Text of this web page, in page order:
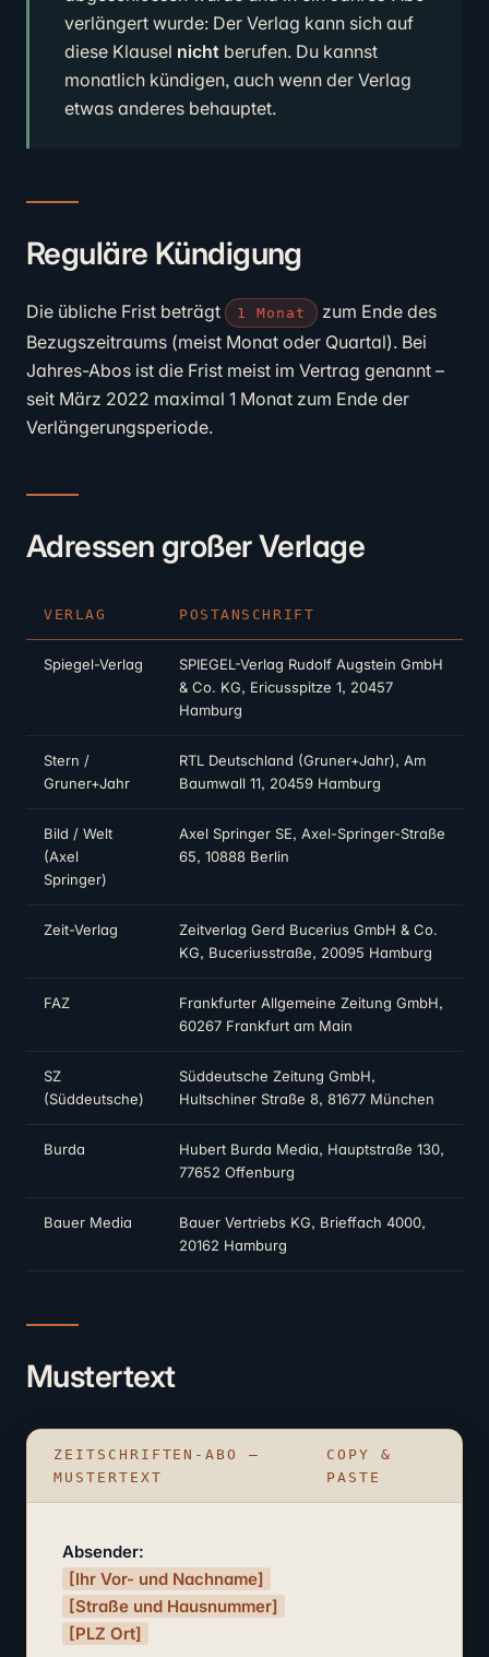
verlängert wurde: Der Verlag kann sich auf
diese Klausel nicht berufen. Du kannst
monatlich kündigen, auch wenn der Verlag
etwas anderes behauptet.
Reguläre Kündigung
Die übliche Frist beträgt 1 Monat
zum Ende des
Bezugszeitraums (meist Monat oder Quartal). Bei
Jahres-Abos ist die Frist meist im Vertrag genannt –
seit März 2022 maximal 1 Monat zum Ende der
Verlängerungsperiode.
Adressen großer Verlage
VERLAG POSTANSCHRIFT
Spiegel-Verlag
SPIEGEL-Verlag Rudolf Augstein GmbH
& Co. KG, Ericusspitze 1, 20457
Hamburg
Stern /
Gruner+Jahr
RTL Deutschland (Gruner+Jahr), Am
Baumwall 11, 20459 Hamburg
Bild / Welt
(Axel
Springer)
Axel Springer SE, Axel-Springer-Straße
65, 10888 Berlin
Zeit-Verlag
Zeitverlag Gerd Bucerius GmbH & Co.
KG, Buceriusstraße, 20095 Hamburg
FAZ
Frankfurter Allgemeine Zeitung GmbH,
60267 Frankfurt am Main
SZ
(Süddeutsche)
Süddeutsche Zeitung GmbH,
Hultschiner Straße 8, 81677 München
Burda
Hubert Burda Media, Hauptstraße 130,
77652 Offenburg
Bauer Media
Bauer Vertriebs KG, Brieffach 4000,
20162 Hamburg
Mustertext
ZEITSCHRIFTEN-ABO –
MUSTERTEXT
COPY &
PASTE
Absender:
[Ihr Vor- und Nachname]
[Straße und Hausnummer]
[PLZ Ort]